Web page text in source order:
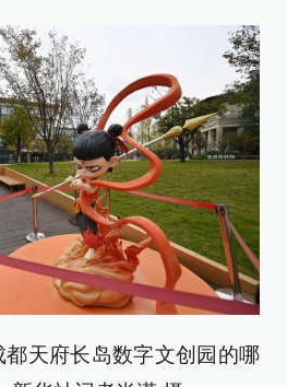
都天府长岛数字文创园的哪